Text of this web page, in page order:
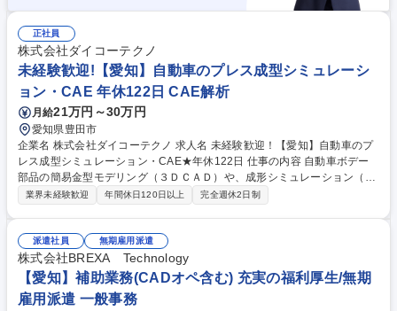
正社員
株式会社ダイコーテクノ
未経験歓迎!【愛知】自動車のプレス成型シミュレーシ
ョン・CAE 年休122日 CAE解析
月給21万円～30万円
愛知県豊田市
企業名 株式会社ダイコーテクノ 求人名 未経験歓迎！【愛知】自動車のプ
レス成型シミュレーション・CAE★年休122日 仕事の内容 自動車ボデー
部品の簡易金型モデリング（３ＤＣＡＤ）や、成形シミュレーション（Ｃ
ＡＥ）業務をお任せします。開発・生産に欠かせない、モノづくりの根幹
グ。 ３．ＣＡＥソフトで実際に製品が成形できるかを解析。 ４．実物を
作る前に「しわ・割れ」等の問題を発見・解消。 ★充実した研修からスタ
ートできるため未経験でも安心です！ 募集職種 未経験歓迎！【愛知】自
動車のプレス成型シミュレーション・CAE★年休122日
業界未経験歓迎 年間休日120日以上 完全週休2日制
派遣社員 無期雇用派遣
株式会社BREXA Technology
【愛知】補助業務(CADオペ含む) 充実の福利厚生/無期
雇用派遣 一般事務